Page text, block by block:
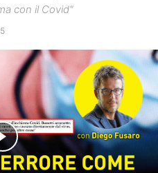
con il Covid"